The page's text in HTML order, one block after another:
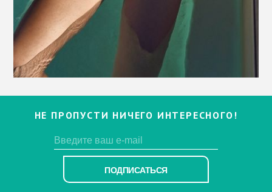
НЕ ПРОПУСТИ НИЧЕГО ИНТЕРЕСНОГО!
ПОДПИСАТЬСЯ